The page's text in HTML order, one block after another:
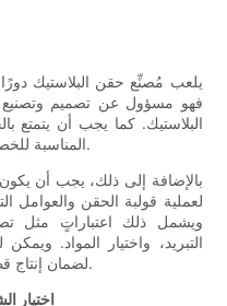
يلعب مُصنِّع حقن البلاستيك
فهو مسؤول عن تصميم
البلاستيك. كما يجب أن يتمتع
المناسبة للخصائص والأداء المطلوبين للقطعة النهائية.
بالإضافة إلى ذلك، يجب أن
لعملية قولبة الحقن والعوامل
ويشمل ذلك اعتباراتٍ مثل
التبريد، واختيار المواد.
لضمان إنتاج قطع عالية الجودة تُلبي مواصفات العميل.
اختيار